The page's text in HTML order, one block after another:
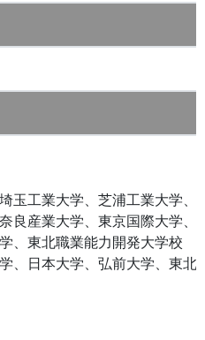
玉工業大学、芝浦工業大学、
良産業大学、東京国際大学、
、東北職業能力開発大学校
、日本大学、弘前大学、東北